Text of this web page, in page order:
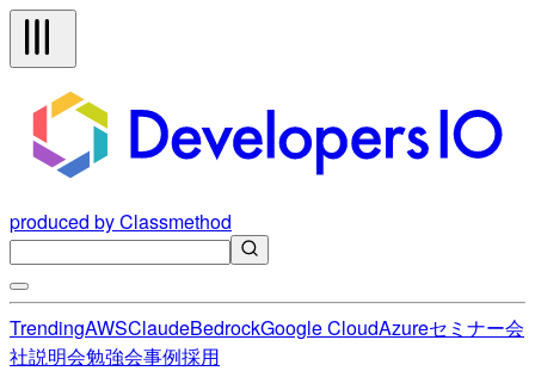
produced by Classmethod
TrendingAWSClaudeBedrockGoogle CloudAzureセミナー会
社説明会勉強会事例採用